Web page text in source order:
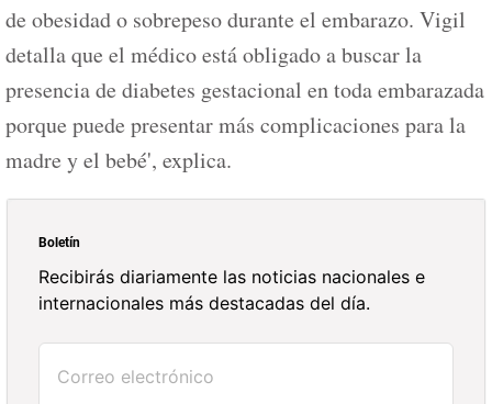
de obesidad o sobrepeso durante el embarazo. Vigil
detalla que el médico está obligado a buscar la
presencia de diabetes gestacional en toda embarazada
porque puede presentar más complicaciones para la
madre y el bebé', explica.
Boletín
Recibirás diariamente las noticias nacionales e
internacionales más destacadas del día.